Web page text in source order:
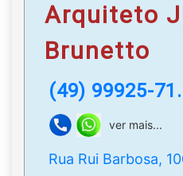
Arquiteto
Brunetto
(49) 99925-
ver mais...
Rua Rui Barbosa,